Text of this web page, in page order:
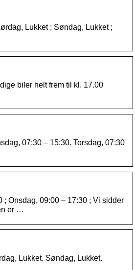
Lukket ; Søndag, Lukket ;
biler helt frem til kl. 17.00
07:30 – 15:30. Torsdag, 07:30
; Onsdag, 09:00 – 17:30 ; Vi sidder
er …
Lukket. Søndag, Lukket.